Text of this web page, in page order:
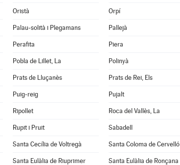
Oristà Orpí
Palau-solità i Plegamans Pallejà
Perafita Piera
Pobla de Lillet, La Polinyà
Prats de Lluçanès Prats de Rei, Els
Puig-reig Pujalt
Ripollet Roca del Vallès, La
Rupit i Pruit Sabadell
Santa Cecília de Voltregà Santa Coloma de Cervelló
Santa Eulàlia de Riuprimer Santa Eulàlia de Ronçana